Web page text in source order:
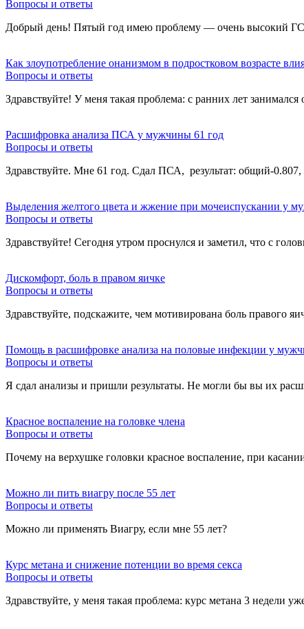
Вопросы и ответы
Добрый день! Пятый год имею проблему — очень высокий
Как злоупотребление онанизмом в подростковом возрасте
Вопросы и ответы
Здравствуйте! У меня такая проблема: с ранних лет
Расшифровка анализа ПСА у мужчины 61 год
Вопросы и ответы
Здравствуйте. Мне 61 год. Сдал ПСА, результат: общий-
Выделения желтого цвета и жжение при мочеиспускании у
Вопросы и ответы
Здравствуйте! Сегодня утром проснулся и заметил, что с
Дискомфорт, боль в правом яичке
Вопросы и ответы
Здравствуйте, подскажите, чем мотивирована боль правого
Помощь в расшифровке анализа на половые инфекции у
Вопросы и ответы
Я сдал анализы и пришли результаты. Не могли бы вы их
Красное воспаление на головке члена
Вопросы и ответы
Почему на верхушке головки красное воспаление, при
Можно ли пить виагру после 55 лет
Вопросы и ответы
Можно ли применять Виагру, если мне 55 лет?
Курс метана и снижение потенции во время секса
Вопросы и ответы
Здравствуйте, у меня такая проблема: курс метана 3 недели